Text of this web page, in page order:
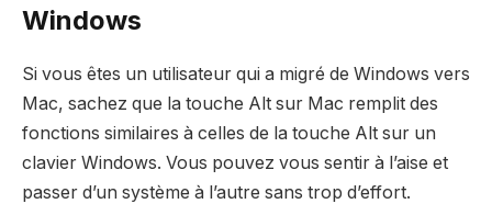
Windows
Si vous êtes un utilisateur qui a migré de Windows vers
Mac, sachez que la touche Alt sur Mac remplit des
fonctions similaires à celles de la touche Alt sur un
clavier Windows. Vous pouvez vous sentir à l’aise et
passer d’un système à l’autre sans trop d’effort.